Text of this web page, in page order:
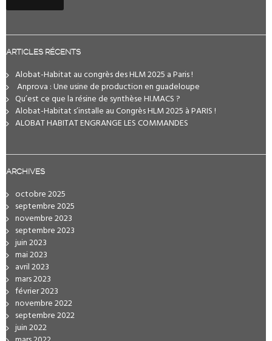
ARTICLES RÉCENTS
Alobat-Habitat au congrès des HLM 2025 a Paris !
️ Anprova : Une usine de production en guadeloupe
Qu’est ce que la résine de synthèse HI.MACS ?
Alobat-Habitat s’installe au Congrès HLM 2025 à PARIS !
ALOBAT HABITAT ENGRANGE LES COMMANDES
ARCHIVES
octobre 2025
septembre 2025
novembre 2023
septembre 2023
juin 2023
mai 2023
avril 2023
mars 2023
février 2023
novembre 2022
septembre 2022
juin 2022